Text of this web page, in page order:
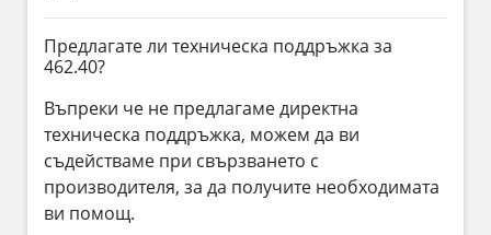
Предлагате ли техническа поддръжка за
462.40?
Въпреки че не предлагаме директна
техническа поддръжка, можем да ви
съдействаме при свързването с
производителя, за да получите необходимата
ви помощ.